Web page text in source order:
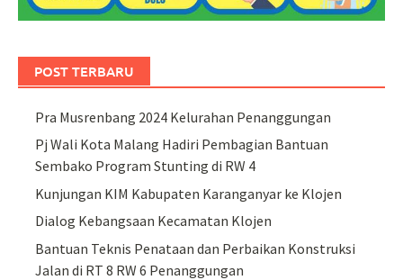
POST TERBARU
Pra Musrenbang 2024 Kelurahan Penanggungan
Pj Wali Kota Malang Hadiri Pembagian Bantuan
Sembako Program Stunting di RW 4
Kunjungan KIM Kabupaten Karanganyar ke Klojen
Dialog Kebangsaan Kecamatan Klojen
Bantuan Teknis Penataan dan Perbaikan Konstruksi
Jalan di RT 8 RW 6 Penanggungan